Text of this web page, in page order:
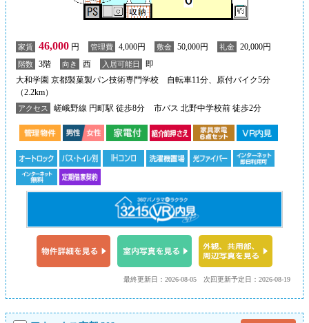
家賃 46,000 円 管理費 4,000円 敷金 50,000円 礼金 20,000円
階数 3階 向き 西 入居可能日
即
大和学園 京都製菓製パン技術専門学校 自転車11分、原付バイク5分
（2.2km）
アクセス 嵯峨野線 円町駅 徒歩8分 市バス 北野中学校前 徒歩2分
次回更新予定日：2026-08-19
最終更新日：2026-08-05